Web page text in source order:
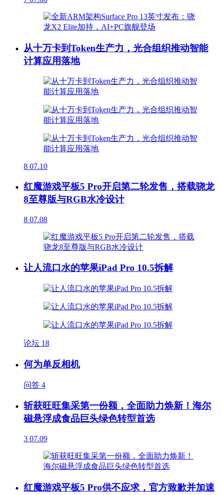
从十万卡到Token生产力，光合组织推动智能
计算应用落地
8 07.10
红魔游戏平板5 Pro开启第二轮发售，搭载骁龙
8至尊版与RGB水冷设计
8 07.08
让人流口水的苹果iPad Pro 10.5拆解
论坛 18
何为单反相机
问答 4
斩获旺旺集采第一份额，全面助力焕新！海尔
磁悬浮成食品巨头绿色转型首选
3 07.09
红魔游戏平板5 Pro供不应求，官方致歉并加速